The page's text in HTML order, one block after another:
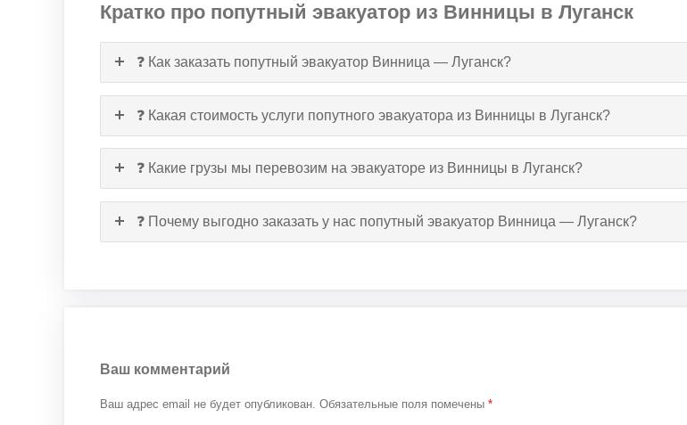
Кратко про попутный эвакуатор из Винницы в Луганск
❓ Как заказать попутный эвакуатор Винница — Луганск?
❓ Какая стоимость услуги попутного эвакуатора из Винницы в Луганск?
❓ Какие грузы мы перевозим на эвакуаторе из Винницы в Луганск?
❓ Почему выгодно заказать у нас попутный эвакуатор Винница — Луганск?
Ваш комментарий
Ваш адрес email не будет опубликован. Обязательные поля помечены *